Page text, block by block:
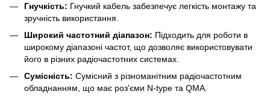
Гнучкість: Гнучкий кабель забезпечує легкість монтажу та
зручність використання.
Широкий частотний діапазон: Підходить для роботи в
широкому діапазоні частот, що дозволяє використовувати
його в різних радіочастотних системах.
Сумісність: Сумісний з різноманітним радіочастотним
обладнанням, що має роз'єми N-type та QMA.